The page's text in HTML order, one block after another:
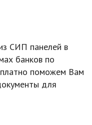
СИП панелей в
банков по
поможем Вам
для